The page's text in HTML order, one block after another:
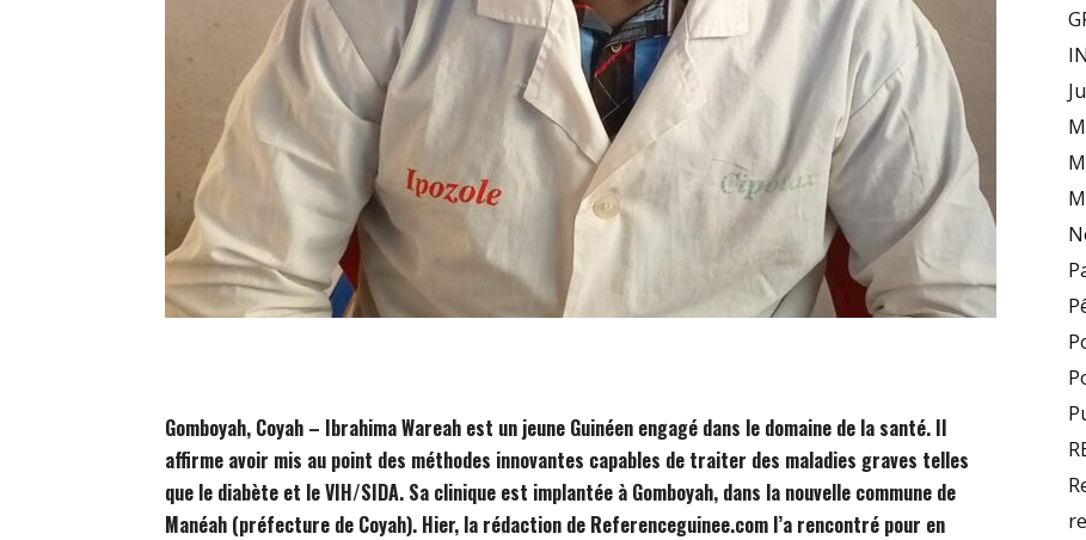
Gomboyah, Coyah – Ibrahima Wareah est un jeune Guinéen engagé dans le domaine de la santé. Il
affirme avoir mis au point des méthodes innovantes capables de traiter des maladies graves telles
que le diabète et le VIH/SIDA. Sa clinique est implantée à Gomboyah, dans la nouvelle commune de
Manéah (préfecture de Coyah). Hier, la rédaction de Referenceguinee.com l’a rencontré pour en